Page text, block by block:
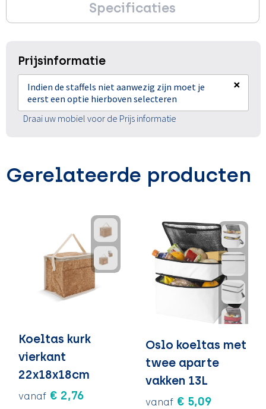
Specificaties
Prijsinformatie
Indien de staffels niet aanwezig zijn moet je
eerst een optie hierboven selecteren
×
Draai uw mobiel voor de Prijs informatie
Gerelateerde producten
Koeltas kurk
vierkant
22x18x18cm
vanaf € 2,76
Oslo koeltas met
twee aparte
vakken 13L
vanaf € 5,09